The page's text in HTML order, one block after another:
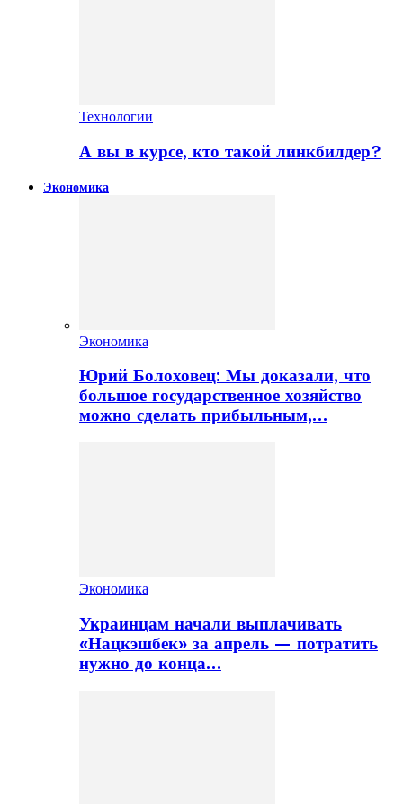
Технологии
А вы в курсе, кто такой линкбилдер?
Экономика
Экономика
Юрий Болоховец: Мы доказали, что
большое государственное хозяйство
можно сделать прибыльным,…
Экономика
Украинцам начали выплачивать
«Нацкэшбек» за апрель — потратить
нужно до конца…